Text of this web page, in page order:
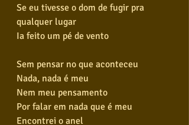
Se eu tivesse o dom de fugir pra
qualquer lugar
Ia feito um pé de vento
Sem pensar no que aconteceu
Nada, nada é meu
Nem meu pensamento
Por falar em nada que é meu
Encontrei o anel